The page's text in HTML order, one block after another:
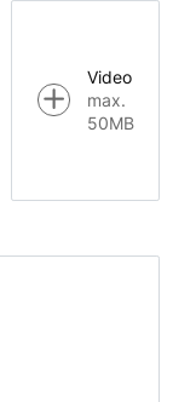
Video
max.
50MB